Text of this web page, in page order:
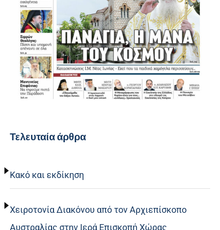
Τελευταία άρθρα
Κακό και εκδίκηση
Χειροτονία Διακόνου από τον Αρχιεπίσκοπο
Αυστραλίας στην Ιερά Επισκοπή Χώρας